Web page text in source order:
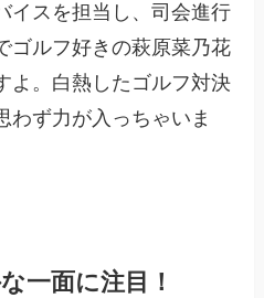
イスを担当し、司会進行
ゴルフ好きの萩原菜乃花
よ。白熱したゴルフ対決
わず力が入っちゃいま
一面に注目！